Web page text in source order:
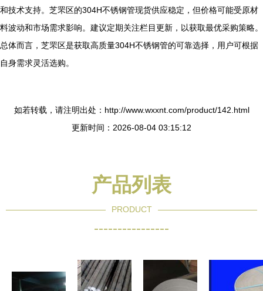
和技术支持。芝罘区的304H不锈钢管现货供应稳定，但价格可能受原材
料波动和市场需求影响。建议定期关注栏目更新，以获取最优采购策略。
总体而言，芝罘区是获取高质量304H不锈钢管的可靠选择，用户可根据
自身需求灵活选购。
如若转载，请注明出处：http://www.wxxnt.com/product/142.html
更新时间：2026-08-04 03:15:12
产品列表
PRODUCT
----------------